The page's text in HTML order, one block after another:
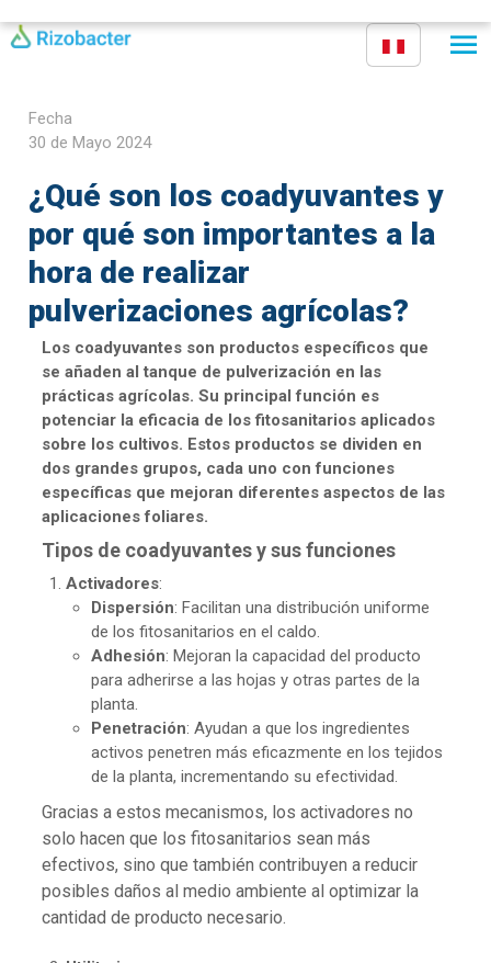
Fecha
30 de Mayo 2024
¿Qué son los coadyuvantes y
por qué son importantes a la
hora de realizar
pulverizaciones agrícolas?
Los coadyuvantes son productos específicos que
se añaden al tanque de pulverización en las
prácticas agrícolas. Su principal función es
potenciar la eficacia de los fitosanitarios aplicados
sobre los cultivos. Estos productos se dividen en
dos grandes grupos, cada uno con funciones
específicas que mejoran diferentes aspectos de las
aplicaciones foliares.
Tipos de coadyuvantes y sus funciones
Activadores:
Dispersión: Facilitan una distribución uniforme
de los fitosanitarios en el caldo.
Adhesión: Mejoran la capacidad del producto
para adherirse a las hojas y otras partes de la
planta.
Penetración: Ayudan a que los ingredientes
activos penetren más eficazmente en los tejidos
de la planta, incrementando su efectividad.
Gracias a estos mecanismos, los activadores no
solo hacen que los fitosanitarios sean más
efectivos, sino que también contribuyen a reducir
posibles daños al medio ambiente al optimizar la
cantidad de producto necesario.